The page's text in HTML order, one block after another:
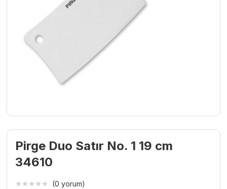
Pirge Duo Satır No. 1 19 cm
34610
(0 yorum)